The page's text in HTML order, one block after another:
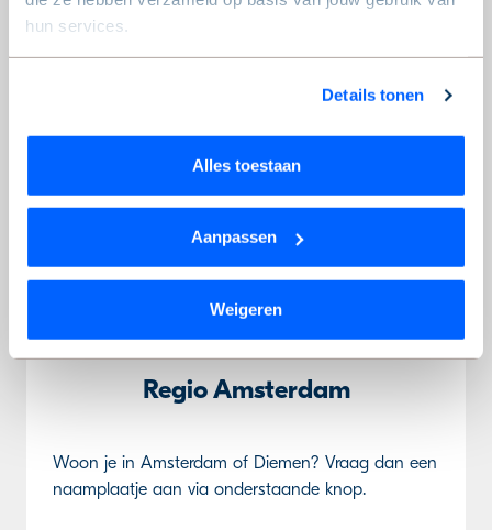
hun services.
cookieverklaring
onderaan de pagina.
Details tonen
Alles toestaan
Aanpassen
Weigeren
Woon je in Amersfoort, Eemnes, Hoevelaken,
onderstaande knop.
Naamplaatje aanvragen
Regio Amsterdam
Woon je in Amsterdam of Diemen? Vraag dan een
naamplaatje aan via onderstaande knop.